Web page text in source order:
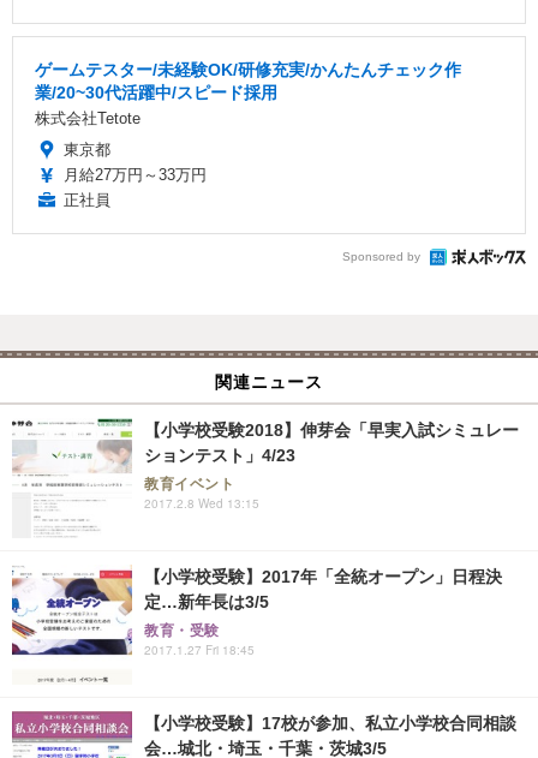
ゲームテスター/未経験OK/研修充実/かんたんチェック作
業/20~30代活躍中/スピード採用
株式会社Tetote
東京都
月給27万円～33万円
正社員
Sponsored by
関連ニュース
【小学校受験2018】伸芽会「早実入試シミュレー
ションテスト」4/23
教育イベント
2017.2.8 Wed 13:15
【小学校受験】2017年「全統オープン」日程決
定…新年長は3/5
教育・受験
2017.1.27 Fri 18:45
【小学校受験】17校が参加、私立小学校合同相談
会…城北・埼玉・千葉・茨城3/5